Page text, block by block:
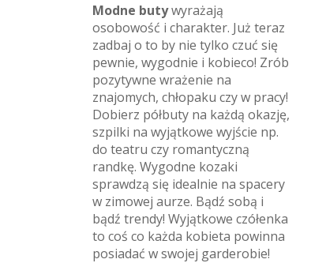
Modne butywyrażają
osobowość i charakter. Już teraz
zadbaj o to by nie tylko czuć się
pewnie, wygodnie i kobieco! Zrób
pozytywne wrażenie na
znajomych, chłopaku czy w pracy!
Dobierz półbuty na każdą okazję,
szpilki na wyjątkowe wyjście np.
do teatru czy romantyczną
randkę. Wygodne kozaki
sprawdzą się idealnie na spacery
w zimowej aurze. Bądź sobą i
bądź trendy! Wyjątkowe czółenka
to coś co każda kobieta powinna
posiadać w swojej garderobie!